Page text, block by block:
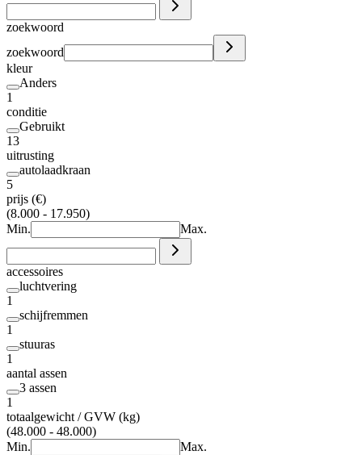
zoekwoord
zoekwoord
kleur
Anders
1
conditie
Gebruikt
13
uitrusting
autolaadkraan
5
prijs (€)
(8.000 - 17.950)
Min.
Max.
accessoires
luchtvering
1
schijfremmen
1
stuuras
1
aantal assen
3 assen
1
totaalgewicht / GVW (kg)
(48.000 - 48.000)
Min.
Max.